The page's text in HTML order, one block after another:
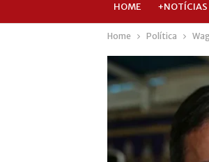
HOME +NOTÍCIAS
Home Política